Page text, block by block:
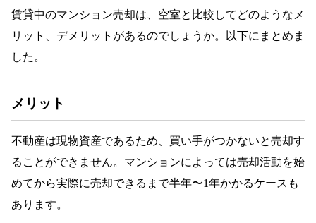
賃貸中のマンション売却は、空室と比較してどのようなメ
リット、デメリットがあるのでしょうか。以下にまとめま
した。
メリット
不動産は現物資産であるため、買い手がつかないと売却す
ることができません。マンションによっては売却活動を始
めてから実際に売却できるまで半年〜1年かかるケースも
あります。